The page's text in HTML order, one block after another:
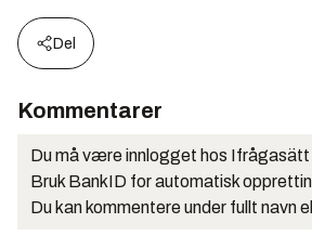
Del
Kommentarer
Du må være innlogget hos Ifrågasätt
Bruk BankID for automatisk
Du kan kommentere under fullt navn